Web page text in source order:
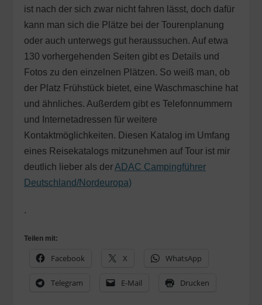
ist nach der sich zwar nicht fahren lässt, doch dafür
kann man sich die Plätze bei der Tourenplanung
oder auch unterwegs gut heraussuchen. Auf etwa
130 vorhergehenden Seiten gibt es Details und
Fotos zu den einzelnen Plätzen. So weiß man, ob
der Platz Frühstück bietet, eine Waschmaschine hat
und ähnliches. Außerdem gibt es Telefonnummern
und Internetadressen für weitere
Kontaktmöglichkeiten. Diesen Katalog im Umfang
eines Reisekatalogs mitzunehmen auf Tour ist mir
deutlich lieber als derADAC Campingführer
Deutschland/Nordeuropa)
.
Teilen mit:
Facebook X WhatsApp
Telegram E-Mail Drucken